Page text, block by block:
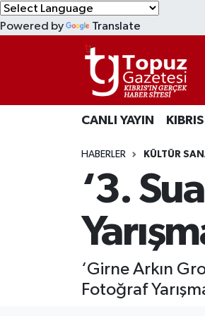
Powered by Translate
CANLI YAYIN KIBRIS
HABERLER KÜLTÜR
‘3.
‘Girne Arkın
Fotoğraf
EKONOMİ
MAGAZİN
TEKNOLOJİ
Lefkoşa Nöbetçi Eczaneler
Lefkoşa Hava Durumu
Lefkoşa Trafik Yoğunluk
Süper Lig Puan Durumu ve
Tüm Manşetler
Son Dakika Haberleri
Haber Arşivi